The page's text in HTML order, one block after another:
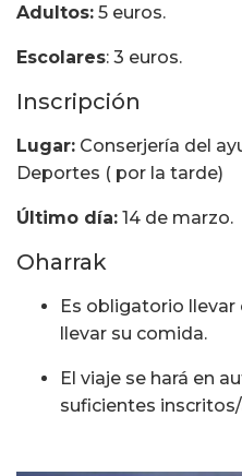
Adultos: 5 euros.
Escolares: 3 euros.
Inscripción
Lugar: Conserjería del
Deportes ( por la tarde)
Último día: 14 de marzo.
Oharrak
Es obligatorio llevar
llevar su comida.
El viaje se hará en
suficientes